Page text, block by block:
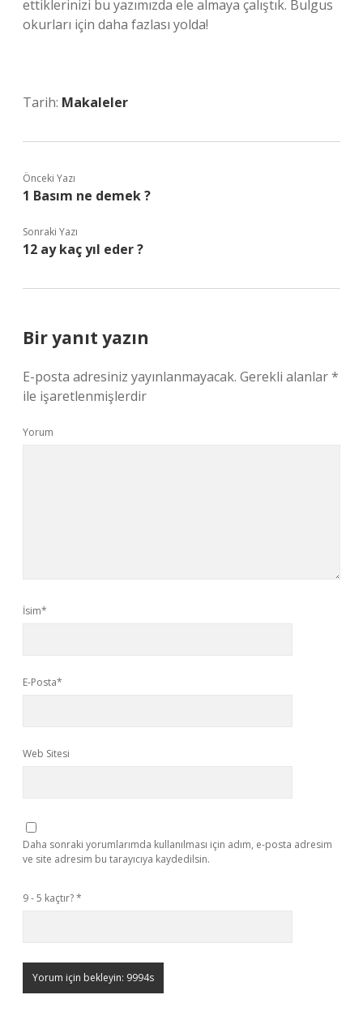
ettiklerinizi bu yazımızda ele almaya çalıştık. Bulgus
okurları için daha fazlası yolda!
Tarih: Makaleler
Önceki Yazı
1 Basım ne demek ?
Sonraki Yazı
12 ay kaç yıl eder ?
Bir yanıt yazın
E-posta adresiniz yayınlanmayacak. Gerekli alanlar*
ile işaretlenmişlerdir
Yorum
İsim*
E-Posta*
Web Sitesi
Daha sonraki yorumlarımda kullanılması için adım, e-posta adresim
ve site adresim bu tarayıcıya kaydedilsin.
9 - 5 kaçtır?*